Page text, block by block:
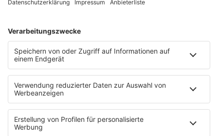
Wir sind nicht bereit oder verpflichtet, an
Verbraucherschlichtungsstelle teilzunehmen.
HOME
PROGRAMM
Sendeplan